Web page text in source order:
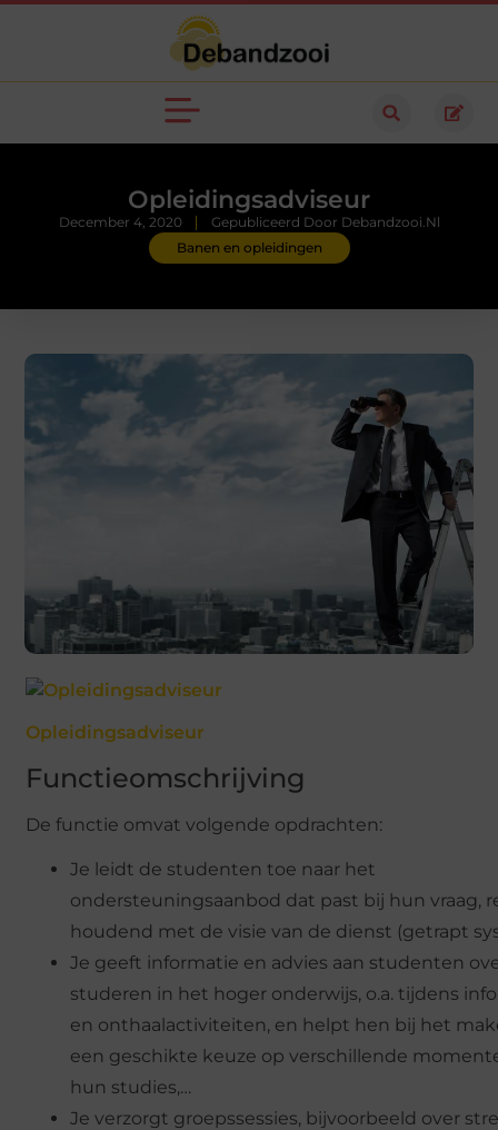
Opleidingsadviseur
Banen en opleidingen
December 4, 2020 Gepubliceerd Door Debandzooi.nl
Opleidingsadviseur
Functieomschrijving
De functie omvat volgende opdrachten:
Je leidt de studenten toe naar het
ondersteuningsaanbod dat past bij hun vraag,
houdend met de visie van de dienst (getrapt
Je geeft informatie en advies aan studenten
studeren in het hoger onderwijs, o.a. tijdens
en onthaalactiviteiten, en helpt hen bij het
een geschikte keuze op verschillende
hun studies,…
Je verzorgt groepssessies, bijvoorbeeld over